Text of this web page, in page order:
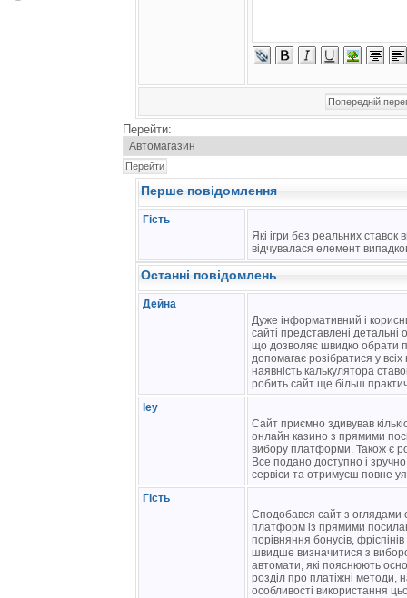
Перейти:
Перше повідомлення
Гість
Які ігри без реальних
відчувалася елемент
Останні повідомлень
Дейна
Дуже інформативний і
сайті представлені
що дозволяє швидко обрати
допомагає розібратися у
наявність калькулятора
робить сайт ще більш
ley
Сайт приємно здивував
онлайн казино з прямими
вибору платформи. Також є
Все подано доступно і
сервіси та отримуєш повне
Гість
Сподобався сайт з оглядами
платформ із прямими
порівняння бонусів,
швидше визначитися з
автомати, які пояснюють
розділ про платіжні методи,
особливості використання